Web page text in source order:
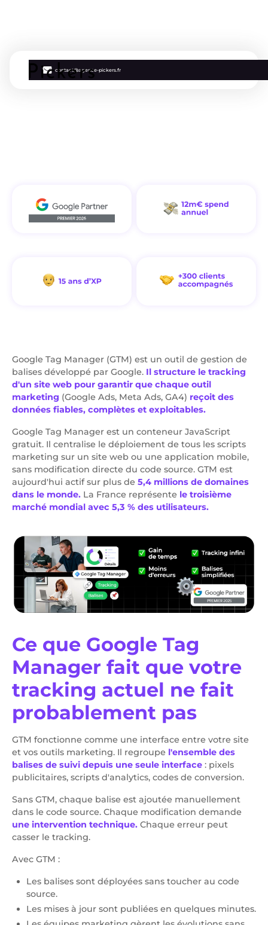
contact@agence-pickers.fr
Google Tag Manager (GTM) est un outil de gestion de
balises développé par Google. Il structure le tracking
d'un site web pour garantir que chaque outil
marketing (Google Ads, Meta Ads, GA4) reçoit des
données fiables, complètes et exploitables.
Google Tag Manager est un conteneur JavaScript
gratuit. Il centralise le déploiement de tous les scripts
marketing sur un site web ou une application mobile,
sans modification directe du code source. GTM est
aujourd'hui actif sur plus de 5,4 millions de domaines
dans le monde. La France représente le troisième
marché mondial avec 5,3 % des utilisateurs.
Ce que Google Tag
Manager fait que votre
tracking actuel ne fait
probablement pas
GTM fonctionne comme une interface entre votre site
et vos outils marketing. Il regroupe l'ensemble des
balises de suivi depuis une seule interface : pixels
publicitaires, scripts d'analytics, codes de conversion.
Sans GTM, chaque balise est ajoutée manuellement
dans le code source. Chaque modification demande
une intervention technique. Chaque erreur peut
casser le tracking.
Avec GTM :
Les balises sont déployées sans toucher au code
source.
Les mises à jour sont publiées en quelques minutes.